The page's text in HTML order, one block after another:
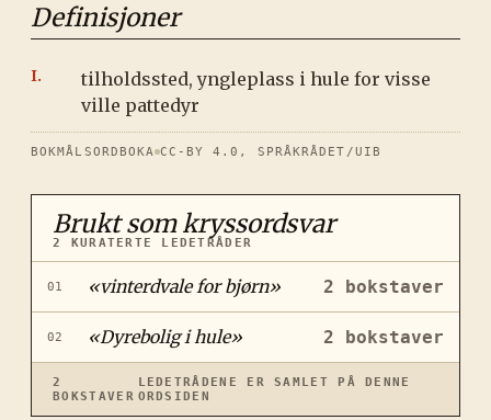
Definisjoner
tilholdssted, yngleplass i hule for visse
ville pattedyr
BOKMÅLSORDBOKA CC-BY 4.0, SPRÅKRÅDET/UIB
Brukt som kryssordsvar
2 KURATERTE LEDETRÅDER
01 «vinterdvale for bjørn» 2 bokstaver
02 «Dyrebolig i hule» 2 bokstaver
2
BOKSTAVER
LEDETRÅDENE ER SAMLET PÅ DENNE
ORDSIDEN